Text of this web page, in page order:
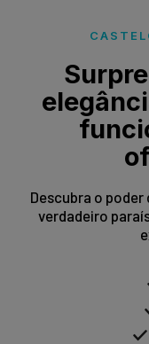
Descubra o
verdadeiro